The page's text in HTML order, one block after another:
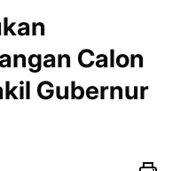
Calon
Gubernur